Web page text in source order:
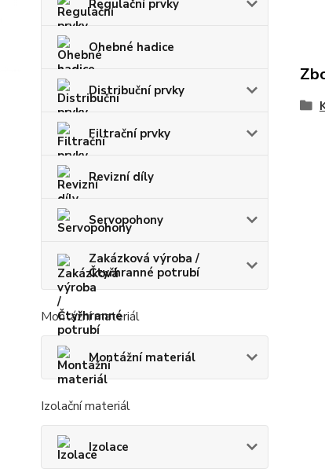
Regulační prvky
Ohebné hadice
Distribuční prvky
Filtrační prvky
Revizní díly
Servopohony
Zakázková výroba /
Čtyřhranné potrubí
Montážní materiál
Montážní materiál
Izolační materiál
Izolace